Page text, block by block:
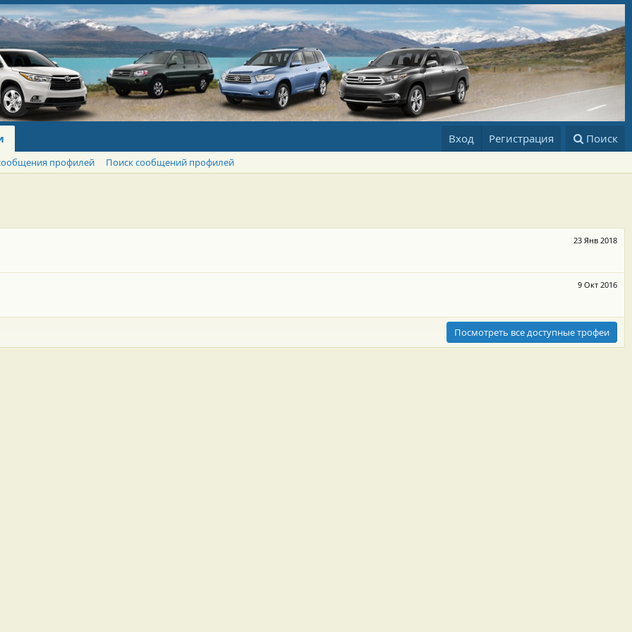
Вход Регистрация Поиск
профилей
Поиск сообщений профилей
23 Янв 2018
9 Окт 2016
Посмотреть все доступные трофеи